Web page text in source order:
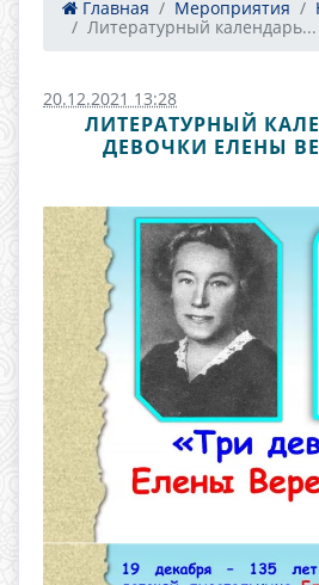
Главная Мероприятия
Литературный календарь...
20.12.2021 13:28
ЛИТЕРАТУРНЫЙ
ДЕВОЧКИ ЕЛЕНЫ